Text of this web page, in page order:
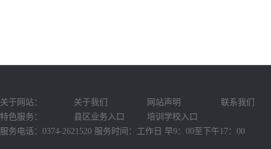
关于网站： 关于我们 网站声明
联系我们
特色服务：
县区业务入口
培训学校入口
服务电话：0374-2621520 服务时间：工作日 早9：00至下午17：00